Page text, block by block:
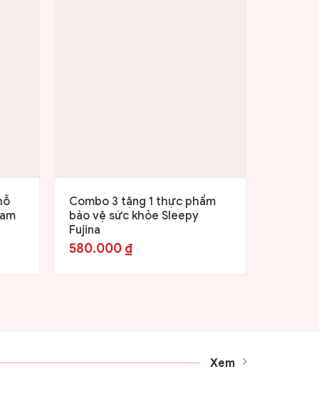
Combo 3 tặng 1 thực phẩm
bảo vệ sức khỏe Sleepy
Fujina
580.000 ₫
Xem